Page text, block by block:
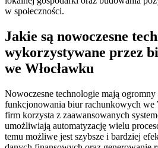
w społeczności.
Jakie są nowoczesne
wykorzystywane przez
we Włocławku
Nowoczesne technologie mają ogromny
funkcjonowania biur rachunkowych we
firm korzysta z zaawansowanych
umożliwiają automatyzację wielu
temu możliwe jest szybsze i bardziej